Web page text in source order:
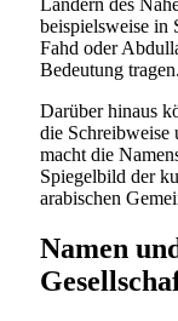
beispielsweise in
Fahd oder
Bedeutung tragen.
Darüber hinaus
die Schreibweise
macht die
Spiegelbild der
arabischen
Namen